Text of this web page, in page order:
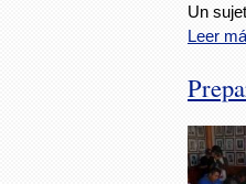
Un
Leer